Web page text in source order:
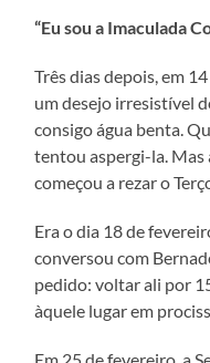
“Eu sou a Imaculada
Três dias depois, em
um desejo irresistível
consigo água benta.
tentou aspergi-la. Mas
começou a rezar o
Era o dia 18 de
conversou com
pedido: voltar ali por
àquele lugar em
Em 25 de fevereiro, a